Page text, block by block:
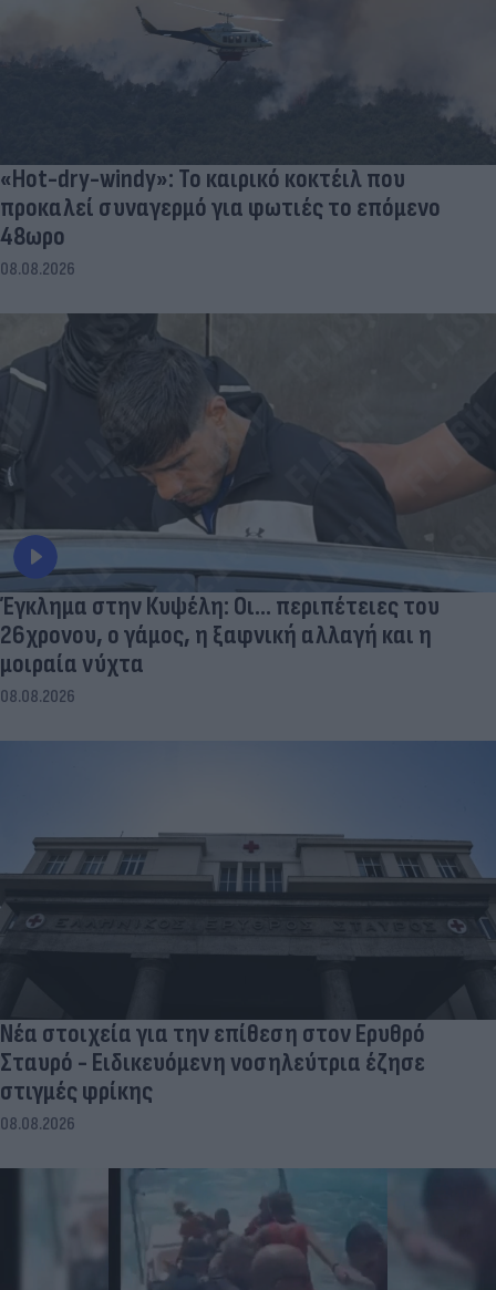
«Hot-dry-windy»: Το καιρικό κοκτέιλ που
προκαλεί συναγερμό για φωτιές το επόμενο
48ωρο
08.08.2026
Έγκλημα στην Κυψέλη: Οι... περιπέτειες του
26χρονου, ο γάμος, η ξαφνική αλλαγή και η
μοιραία νύχτα
08.08.2026
Νέα στοιχεία για την επίθεση στον Ερυθρό
Σταυρό - Ειδικευόμενη νοσηλεύτρια έζησε
στιγμές φρίκης
08.08.2026